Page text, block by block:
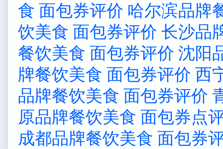
食 面包券评价 哈尔滨品牌
饮美食 面包券评价 长沙品
餐饮美食 面包券评价 沈阳
牌餐饮美食 面包券评价 西
品牌餐饮美食 面包券评价
原品牌餐饮美食 面包券点
成都品牌餐饮美食 面包券